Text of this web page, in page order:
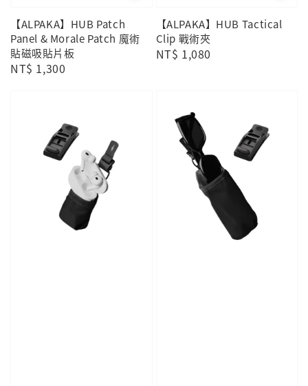
【ALPAKA】HUB Patch
Panel & Morale Patch 魔術
貼磁吸貼片板
Regular
NT$ 1,300
【ALPAKA】HUB Tactical
Clip 戰術夾
Regular
NT$ 1,080